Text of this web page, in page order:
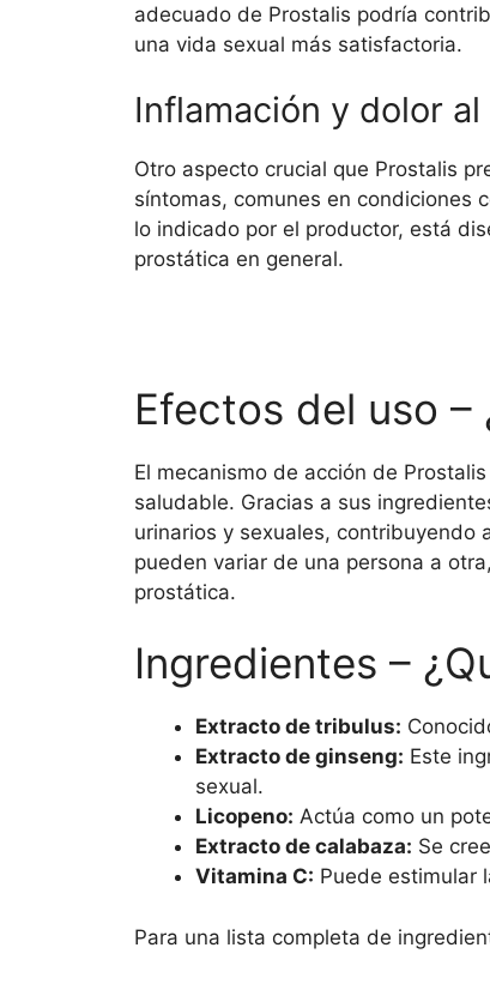
adecuado de Prostalis podría
una vida sexual más satisfactoria.
Inflamación y dolor
Otro aspecto crucial que Prostalis
síntomas, comunes en condiciones
lo indicado por el productor, está
prostática en general.
Efectos del uso –
El mecanismo de acción de
saludable. Gracias a sus
urinarios y sexuales, contribuyendo
pueden variar de una persona a
prostática.
Ingredientes –
Extracto de tribulus:
Extracto de ginseng: Este
sexual.
Licopeno: Actúa como un
Extracto de calabaza: Se
Vitamina C: Puede estimular
Para una lista completa de